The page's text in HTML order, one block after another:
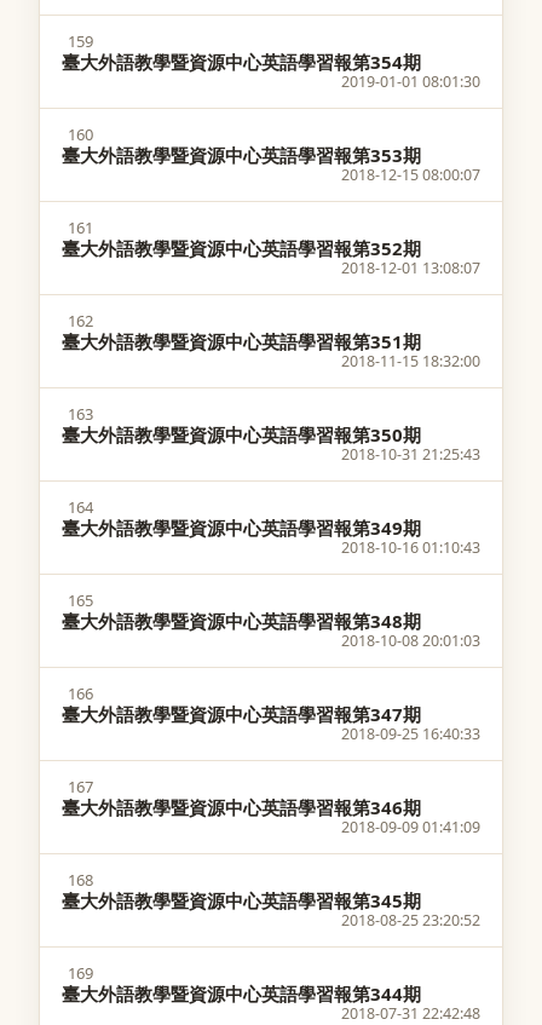
159
臺大外語教學暨資源中心英語學習報第354期
2019-01-01 08:01:30
160
臺大外語教學暨資源中心英語學習報第353期
2018-12-15 08:00:07
161
臺大外語教學暨資源中心英語學習報第352期
2018-12-01 13:08:07
162
臺大外語教學暨資源中心英語學習報第351期
2018-11-15 18:32:00
163
臺大外語教學暨資源中心英語學習報第350期
2018-10-31 21:25:43
164
臺大外語教學暨資源中心英語學習報第349期
2018-10-16 01:10:43
165
臺大外語教學暨資源中心英語學習報第348期
2018-10-08 20:01:03
166
臺大外語教學暨資源中心英語學習報第347期
2018-09-25 16:40:33
167
臺大外語教學暨資源中心英語學習報第346期
2018-09-09 01:41:09
168
臺大外語教學暨資源中心英語學習報第345期
2018-08-25 23:20:52
169
臺大外語教學暨資源中心英語學習報第344期
2018-07-31 22:42:48